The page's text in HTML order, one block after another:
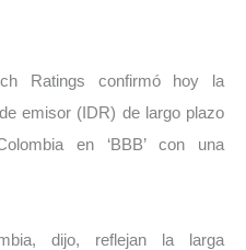
Ratings confirmó hoy la
emisor (IDR) de largo plazo
en ‘BBB’ con una
dijo, reflejan la larga